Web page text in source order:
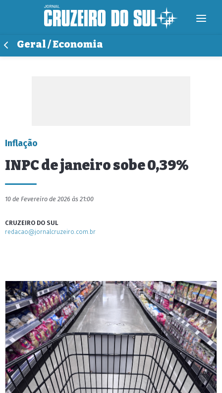
Geral / Economia
Inflação
INPC de janeiro sobe 0,39%
10 de Fevereiro de 2026 às 21:00
CRUZEIRO DO SUL
redacao@jornalcruzeiro.com.br